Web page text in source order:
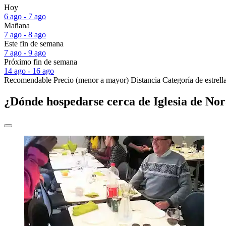
Hoy
6 ago - 7 ago
Mañana
7 ago - 8 ago
Este fin de semana
7 ago - 9 ago
Próximo fin de semana
14 ago - 16 ago
Recomendable Precio (menor a mayor) Distancia Categoría de
¿Dónde hospedarse cerca de Iglesia de